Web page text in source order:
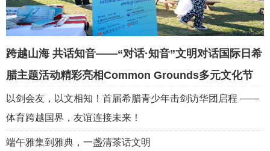
跨越山海 共话知音——“对话·知音”文明对话国际日希
腊主题活动精彩亮相Common Grounds多元文化节
以剑会友，以文相知！首届希腊青少年击剑访华团启程 ——
体育跨越国界，友谊连接未来！
端午雅集到雅典，一盏清茶话文明